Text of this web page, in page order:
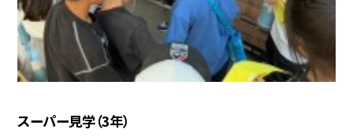
スーパー見学（3年）